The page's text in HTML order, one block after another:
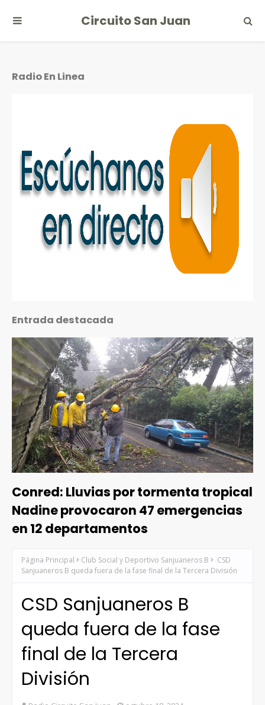
Circuito San Juan
Radio En Linea
Entrada destacada
Conred: Lluvias por tormenta tropical
Nadine provocaron 47 emergencias
en 12 departamentos
Página Principal Club Social y Deportivo Sanjuaneros B
CSD
Sanjuaneros B queda fuera de la fase final de la Tercera División
CSD Sanjuaneros B
queda fuera de la fase
final de la Tercera
División